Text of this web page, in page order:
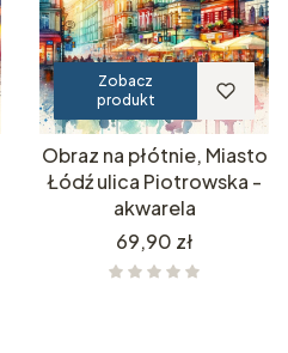
Zobacz
produkt
Obraz na płótnie, Miasto
Łódź ulica Piotrowska -
akwarela
Cena
69,90 zł